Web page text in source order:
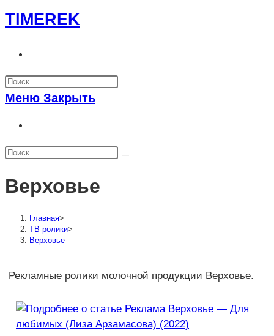
Перейти
к
TIMEREK
по
веб-
Меню Закрыть
по
сайту
Верховье
Главная>
ТВ-ролики>
Верховье
Рекламные ролики молочной продукции Верховье.